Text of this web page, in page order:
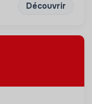
Découvrir